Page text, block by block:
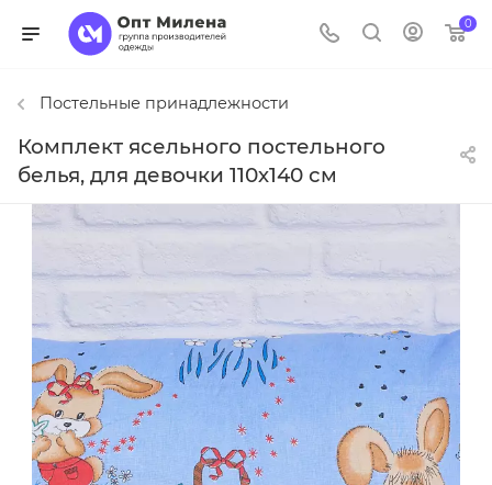
0
Постельные принадлежности
Комплект ясельного постельного
белья, для девочки 110х140 см